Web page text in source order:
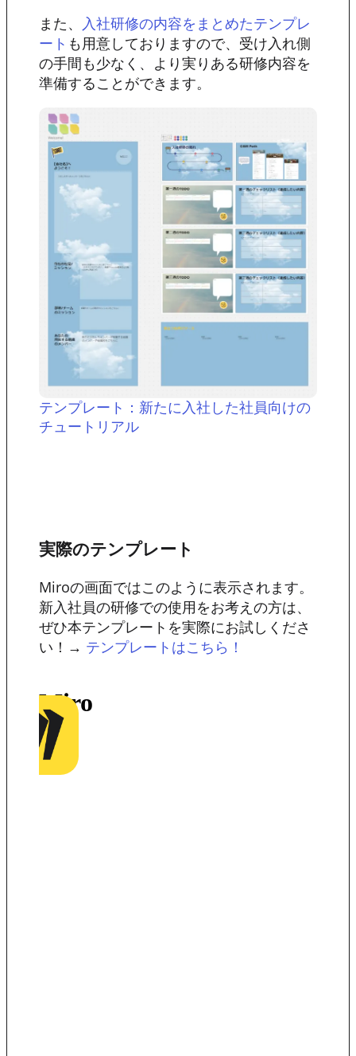
また、
入社研修の内容をまとめたテンプレ
ート も用意しておりますので、受け入れ側
の手間も少なく、より実りある研修内容を
準備することができます。
テンプレート：新たに入社した社員向けの
チュートリアル
実際のテンプレート
Miroの画面ではこのように表示されます。
新入社員の研修での使用をお考えの方は、
ぜひ本テンプレートを実際にお試しくださ
い！→ テンプレートはこちら！